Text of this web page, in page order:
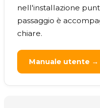
nell'installazione
passaggio è
chiare.
Manuale utente →